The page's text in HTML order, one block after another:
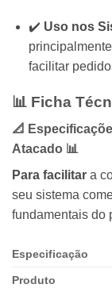
✔️ Uso nos
facilitar
📊 Ficha
📐
Atacado 📊
Para facilitar a
seu sistema
fundamentais do
Especificação
Produto